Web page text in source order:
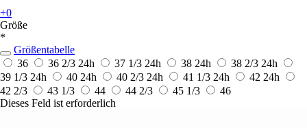
+0
Größe
*
Größentabelle
36
36 2/3 24h 37 1/3 24h 38 24h 38 2/3 24h
39 1/3 24h 40 24h 40 2/3 24h 41 1/3 24h 42 24h
42 2/3
43 1/3 44 44 2/3 45 1/3
46
Dieses Feld ist erforderlich